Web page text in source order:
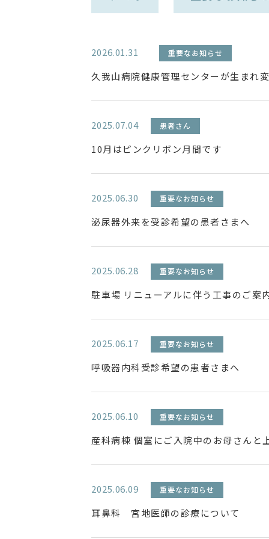
2026.01.31 重要なお知らせ
久我山病院健康管理センターが生まれ変
2025.07.04 患者さん
10月はピンクリボン月間です
2025.06.30 重要なお知らせ
泌尿器外来を受診希望の患者さまへ
2025.06.28 重要なお知らせ
駐車場 リニューアルに伴う工事のご案
2025.06.17 重要なお知らせ
呼吸器内科受診希望の患者さまへ
2025.06.10 重要なお知らせ
産科病棟 個室にご入院中のお母さんと
2025.06.09 重要なお知らせ
耳鼻科 宮地医師の診療について